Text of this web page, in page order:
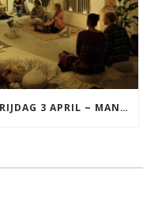
KIRTAN VRIJDAG 3 APRIL ~ MANTRAZINGEN MET DIEDERICK IN LEEUWARDEN